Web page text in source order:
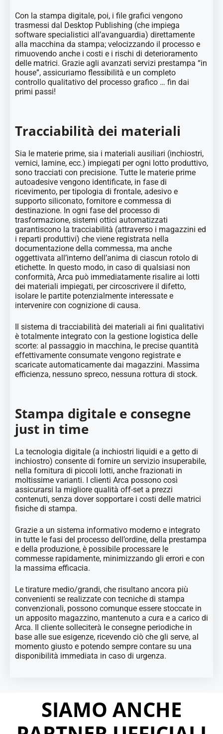
Con la stampa digitale, poi, i file grafici vengono
trasmessi dal Desktop Publishing (che impiega
software specialistici all’avanguardia) direttamente
alla macchina da stampa; velocizzando il processo e
rimuovendo anche i costi e i rischi di deterioramento
delle matrici. Grazie agli avanzati servizi prestampa “in
house”, assicuriamo flessibilità e un completo
controllo qualitativo del processo grafico … fin dai
primi passi!
Tracciabilità dei materiali
Sia le materie prime, sia i materiali ausiliari (inchiostri,
vernici, lamine, ecc.) impiegati per ogni lotto produttivo,
sono tracciati con precisione. Tutte le materie prime
autoadesive vengono identificate, in fase di
ricevimento, per tipologia di frontale, adesivo e
supporto siliconato, fornitore e commessa di
destinazione. In ogni fase del processo di
trasformazione, sistemi ottici automatizzati
garantiscono la tracciabilità (attraverso i magazzini ed
i reparti produttivi) che viene registrata nella
documentazione della commessa, ma anche
oggettivata all’interno dell’anima di ciascun rotolo di
etichette. In questo modo, in caso di qualsiasi non
conformità, Arca può immediatamente risalire ai lotti
dei materiali impiegati, per circoscrivere il difetto,
isolare le partite potenzialmente interessate e
intervenire con cognizione di causa.
Il sistema di tracciabilità dei materiali ai fini qualitativi
è totalmente integrato con la gestione logistica delle
scorte: al passaggio in macchina, le precise quantità
effettivamente consumate vengono registrate e
scaricate automaticamente dai magazzini. Massima
efficienza, nessuno spreco, nessuna rottura di stock.
Stampa digitale e consegne
just in time
La tecnologia digitale (a inchiostri liquidi e a getto di
inchiostro) consente di fornire un servizio insuperabile,
nella fornitura di piccoli lotti, anche frazionati in
moltissime varianti. I clienti Arca possono così
assicurarsi la migliore qualità off-set a prezzi
contenuti, senza dover sopportare i costi delle matrici
fisiche di stampa.
Grazie a un sistema informativo moderno e integrato
in tutte le fasi del processo dell’ordine, della prestampa
e della produzione, è possibile processare le
commesse rapidamente, minimizzando gli errori e con
la massima efficacia.
Le tirature medio/grandi, che risultano ancora più
convenienti se realizzate con tecniche di stampa
convenzionali, possono comunque essere stoccate in
un apposito magazzino, mantenuto a cura e a carico di
Arca. Il cliente solleciterà le consegne periodiche in
base alle sue esigenze, ricevendo ciò che gli serve, al
momento giusto e potendo sempre contare su una
disponibilità immediata in caso di urgenza.
SIAMO ANCHE